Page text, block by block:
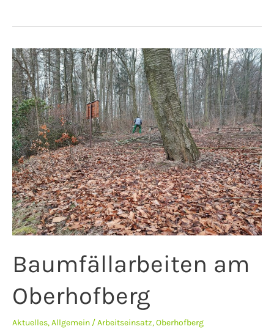
Baumfällarbeiten am
Oberhofberg
Aktuelles,Allgemein /Arbeitseinsatz,Oberhofberg
Baumfällarbeiten
am
Oberhofberg